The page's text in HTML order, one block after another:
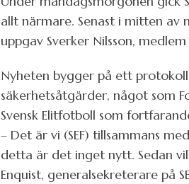
allt närmare. Senast i mitten av
uppgav Sverker Nilsson,
Nyheten bygger på ett
säkerhetsåtgärder, något som
Svensk Elitfotboll som
– Det är vi (SEF) tillsammans
detta är det inget nytt. Sedan
Enquist, generalsekreterare på